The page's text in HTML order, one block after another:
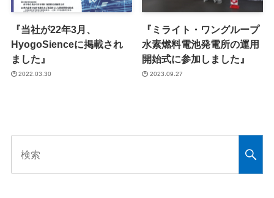
『当社が22年3月、
HyogoSienceに掲載され
ました』
2022.03.30
『ミライト・ワングループ
水素燃料電池発電所の運用
開始式に参加しました』
2023.09.27